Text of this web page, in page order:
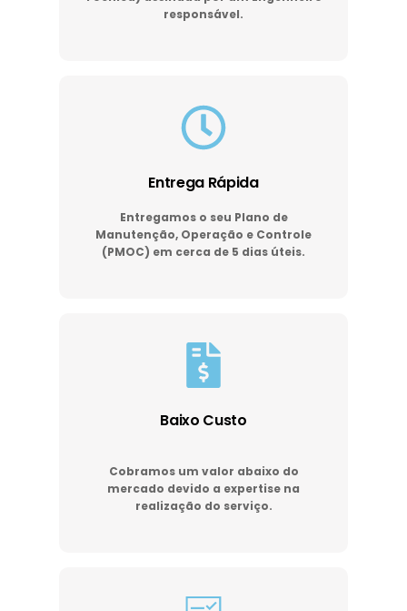
responsável.
Entrega Rápida
Entregamos o seu Plano de
Manutenção, Operação e Controle
(PMOC) em cerca de 5 dias úteis.
Baixo Custo
Cobramos um valor abaixo do
mercado devido a expertise na
realização do serviço.